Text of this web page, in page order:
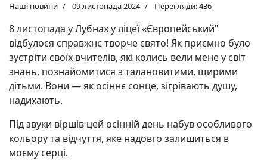
Наші новини 09 листопада 2024 Перегляди: 436
8 листопада у Лубнах у ліцеї «Європейський"
відбулося справжнє творче свято! Як приємно було
зустріти своїх вчителів, які колись вели мене у світ
знань, познайомитися з талановитими, щирими
дітьми. Вони — як осіннє сонце, зігрівають душу,
надихають.
Під звуки віршів цей осінній день набув особливого
кольору та відчуття, яке надовго залишиться в
моєму серці.